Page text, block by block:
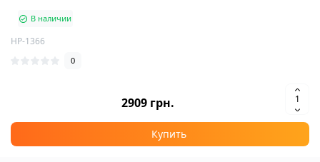
В наличии
HP-1366
0
2909 грн.
Купить